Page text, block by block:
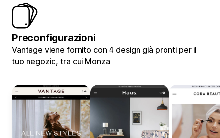
Preconfigurazioni
Vantage viene fornito con 4 design già pronti per il
tuo negozio, tra cui Monza